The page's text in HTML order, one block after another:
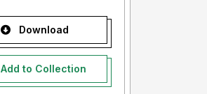
Download
Add to Collection